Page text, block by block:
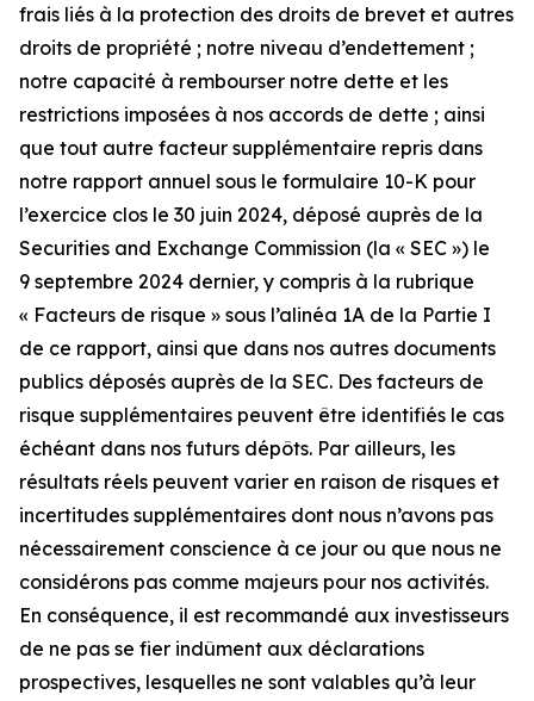
frais liés à la protection des droits de brevet et autres
droits de propriété ; notre niveau d’endettement ;
notre capacité à rembourser notre dette et les
restrictions imposées à nos accords de dette ; ainsi
que tout autre facteur supplémentaire repris dans
notre rapport annuel sous le formulaire 10-K pour
l’exercice clos le 30 juin 2024, déposé auprès de la
Securities and Exchange Commission (la « SEC ») le
9 septembre 2024 dernier, y compris à la rubrique
« Facteurs de risque » sous l’alinéa 1A de la Partie I
de ce rapport, ainsi que dans nos autres documents
publics déposés auprès de la SEC. Des facteurs de
risque supplémentaires peuvent être identifiés le cas
échéant dans nos futurs dépôts. Par ailleurs, les
résultats réels peuvent varier en raison de risques et
incertitudes supplémentaires dont nous n’avons pas
nécessairement conscience à ce jour ou que nous ne
considérons pas comme majeurs pour nos activités.
En conséquence, il est recommandé aux investisseurs
de ne pas se fier indûment aux déclarations
prospectives, lesquelles ne sont valables qu’à leur